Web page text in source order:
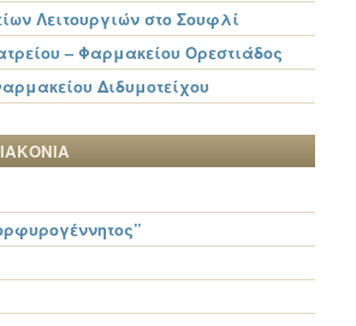
Λειτουργιών στο Σουφλί
– Φαρμακείου Ορεστιάδος
Διδυμοτείχου